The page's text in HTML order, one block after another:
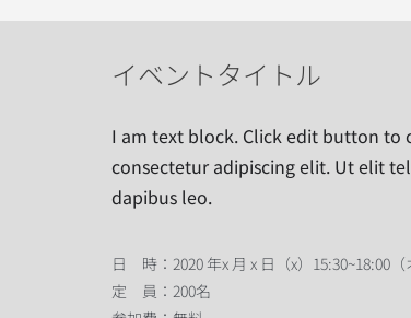
イベントタイトル
I am text block. Click edit button to
consectetur adipiscing elit. Ut elit
dapibus leo.
日 時：2020 年x 月 x 日（x）15:30~18:00（
定 員：200名